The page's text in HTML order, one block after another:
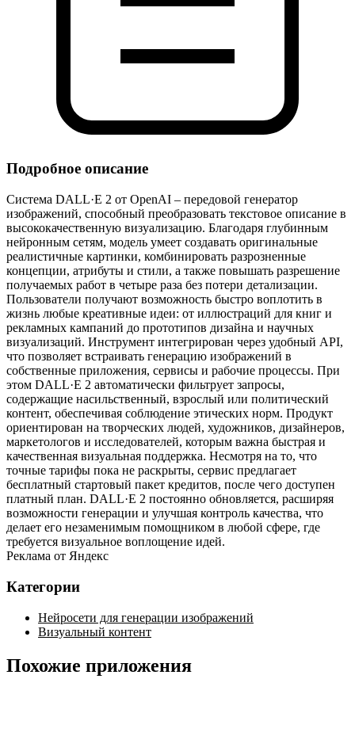
Подробное описание
Система DALL·E 2 от OpenAI – передовой генератор
изображений, способный преобразовать текстовое описание в
высококачественную визуализацию. Благодаря глубинным
нейронным сетям, модель умеет создавать оригинальные
реалистичные картинки, комбинировать разрозненные
концепции, атрибуты и стили, а также повышать разрешение
получаемых работ в четыре раза без потери детализации.
Пользователи получают возможность быстро воплотить в
жизнь любые креативные идеи: от иллюстраций для книг и
рекламных кампаний до прототипов дизайна и научных
визуализаций. Инструмент интегрирован через удобный API,
что позволяет встраивать генерацию изображений в
собственные приложения, сервисы и рабочие процессы. При
этом DALL·E 2 автоматически фильтрует запросы,
содержащие насильственный, взрослый или политический
контент, обеспечивая соблюдение этических норм. Продукт
ориентирован на творческих людей, художников, дизайнеров,
маркетологов и исследователей, которым важна быстрая и
качественная визуальная поддержка. Несмотря на то, что
точные тарифы пока не раскрыты, сервис предлагает
бесплатный стартовый пакет кредитов, после чего доступен
платный план. DALL·E 2 постоянно обновляется, расширяя
возможности генерации и улучшая контроль качества, что
делает его незаменимым помощником в любой сфере, где
требуется визуальное воплощение идей.
Реклама от Яндекс
Категории
Нейросети для генерации изображений
Визуальный контент
Похожие приложения